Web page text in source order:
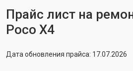
Прайс лист на
Poco X4
Дата обновления прайса: 17.07.2026